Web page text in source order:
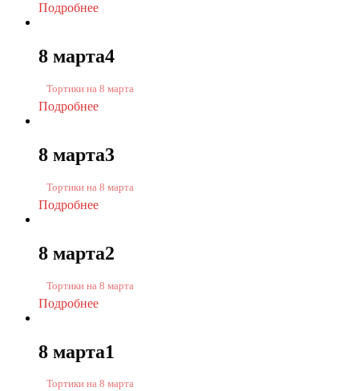
Подробнее
8 марта4
Тортики на 8 марта
Подробнее
8 марта3
Тортики на 8 марта
Подробнее
8 марта2
Тортики на 8 марта
Подробнее
8 марта1
Тортики на 8 марта